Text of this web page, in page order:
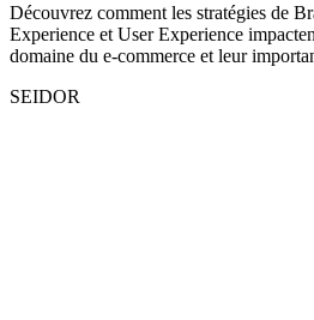
Découvrez comment les stratégies de
Experience et User Experience
domaine du e-commerce et leur
SEIDOR